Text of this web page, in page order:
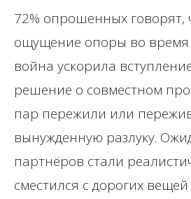
72% опрошенных говорят,
ощущение опоры во время
война ускорила
решение о совместном
пар пережили или
вынужденную разлуку.
партнёров стали
сместился с дорогих